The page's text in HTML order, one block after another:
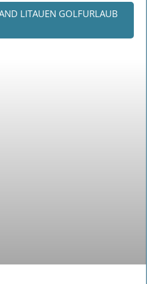
LITAUEN GOLFURLAUB